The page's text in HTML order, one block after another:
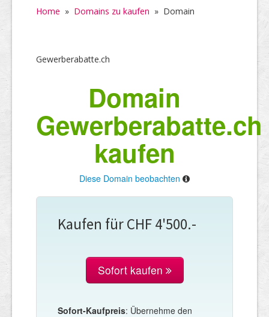
Home » Domains zu kaufen » Domain
Gewerberabatte.ch
Domain
Gewerberabatte.ch
kaufen
Diese Domain beobachten
Kaufen für CHF 4'500.-
Sofort kaufen
Sofort-Kaufpreis: Übernehme den